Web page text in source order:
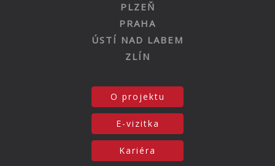
PLZEŇ
PRAHA
ÚSTÍ NAD LABEM
ZLÍN
O projektu
E-vizitka
Kariéra